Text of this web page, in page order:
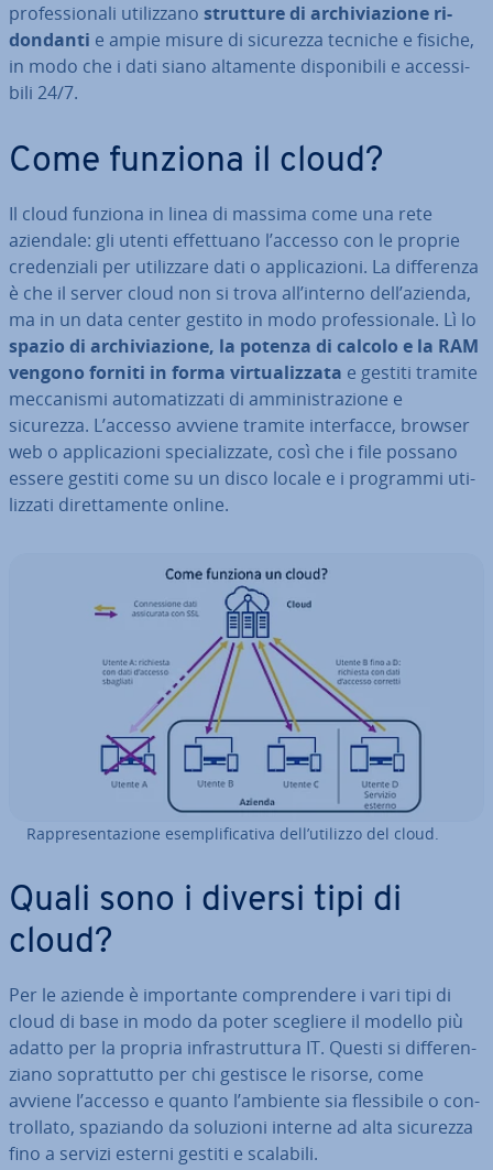
pro­fes­sio­na­li uti­liz­za­no strutture di ar­chi­via­zio­ne ri­
don­dan­ti e ampie misure di sicurezza tecniche e fisiche,
in modo che i dati siano altamente di­spo­ni­bi­li e ac­ces­si­
bi­li 24/7.
Come funziona il cloud?
Il cloud funziona in linea di massima come una rete
aziendale: gli utenti ef­fet­tua­no l’accesso con le proprie
cre­den­zia­li per uti­liz­za­re dati o ap­pli­ca­zio­ni. La dif­fe­ren­za
è che il server cloud non si trova all’interno dell’azienda,
ma in un data center gestito in modo pro­fes­sio­na­le. Lì lo
spazio di ar­chi­via­zio­ne, la potenza di calcolo e la RAM
vengono forniti in forma vir­tua­liz­za­ta e gestiti tramite
mec­ca­ni­smi au­to­ma­tiz­za­ti di am­mi­ni­stra­zio­ne e
sicurezza. L’accesso avviene tramite in­ter­fac­ce, browser
web o ap­pli­ca­zio­ni spe­cia­liz­za­te, così che i file possano
essere gestiti come su un disco locale e i programmi uti­
liz­za­ti di­ret­ta­men­te online.
Rap­pre­sen­ta­zio­ne esem­pli­fi­ca­ti­va dell’utilizzo del cloud.
Quali sono i diversi tipi di
cloud?
Per le aziende è im­por­tan­te com­pren­de­re i vari tipi di
cloud di base in modo da poter scegliere il modello più
adatto per la propria in­fra­strut­tu­ra IT. Questi si dif­fe­ren­
zia­no so­prat­tut­to per chi gestisce le risorse, come
avviene l’accesso e quanto l’ambiente sia fles­si­bi­le o con­
trol­la­to, spaziando da soluzioni interne ad alta sicurezza
fino a servizi esterni gestiti e scalabili.